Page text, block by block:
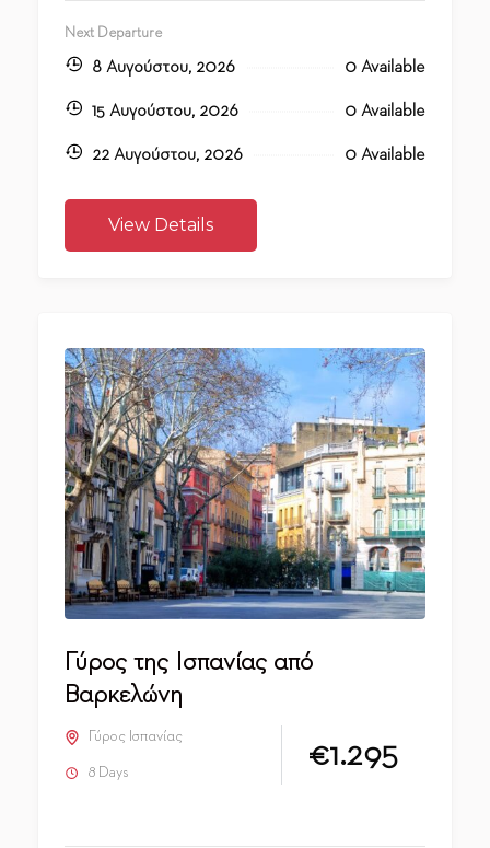
Next Departure
8 Αυγούστου, 2026 0 Available
15 Αυγούστου, 2026 0 Available
22 Αυγούστου, 2026 0 Available
View Details
Γύρος της Ισπανίας από
Βαρκελώνη
Γύρος Ισπανίας
8 Days €1.295